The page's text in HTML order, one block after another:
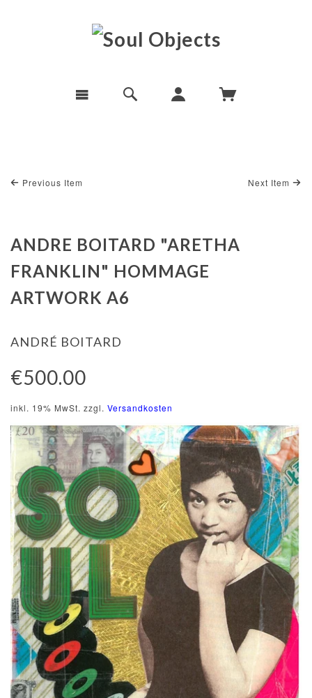
Previous Item Next Item
ANDRE BOITARD "ARETHA
FRANKLIN" HOMMAGE
ARTWORK A6
ANDRÉ BOITARD
€500.00
inkl. 19% MwSt. zzgl. Versandkosten